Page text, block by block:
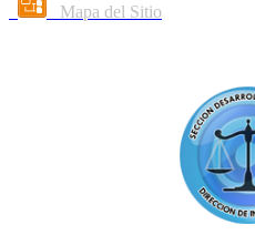
Mapa del Sitio